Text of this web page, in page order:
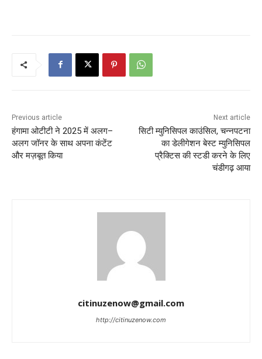
Previous article
हंगामा ओटीटी ने 2025 में अलग–
अलग जॉनर के साथ अपना कंटेंट
और मज़बूत किया
Next article
सिटी म्युनिसिपल काउंसिल, चन्नपटना
का डेलीगेशन बेस्ट म्युनिसिपल
प्रैक्टिस की स्टडी करने के लिए
चंडीगढ़ आया
citinuzenow@gmail.com
http://citinuzenow.com